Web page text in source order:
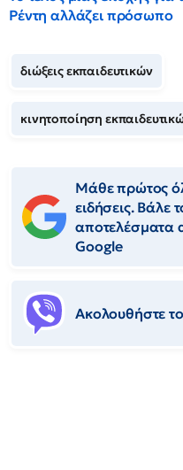
Ρέντη αλλάζει πρόσωπο
διώξεις εκπαιδευτικών
κινητοποίηση
Μάθε πρώτος
ειδήσεις. Βάλε
αποτελέσματα
Google
Ακολουθήστε